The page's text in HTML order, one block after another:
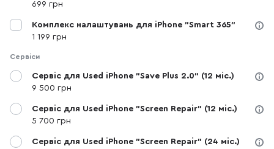
699 грн
Комплекс налаштувань для iPhone "Smart 365"
1 199 грн
Сервіси
Сервіс для Used iPhone "Save Plus 2.0" (12 міс.)
9 500 грн
Сервіс для Used iPhone "Screen Repair" (12 міс.)
5 700 грн
Сервіс для Used iPhone "Screen Repair" (24 міс.)